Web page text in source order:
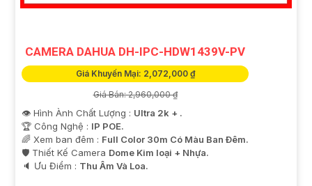
CAMERA DAHUA DH-IPC-HDW1439V-PV
Giá Khuyến Mại: 2,072,000 ₫
Giá Bán: 2,960,000 ₫
👁 Hình Ành Chất Lượng : Ultra 2k + .
🏆 Công Nghệ : IP POE.
🌈 Xem ban đêm : Full Color 30m Có Màu Ban Ðêm.
🛡 Thiết Kế Camera Dome Kim loại + Nhựa.
️🔈 Ưu Điểm : Thu Âm Và Loa.